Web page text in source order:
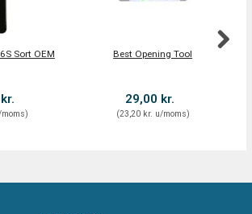
Sort OEM
moms)
Best Opening Tool
29,00 kr.
(23,20 kr. u/moms)